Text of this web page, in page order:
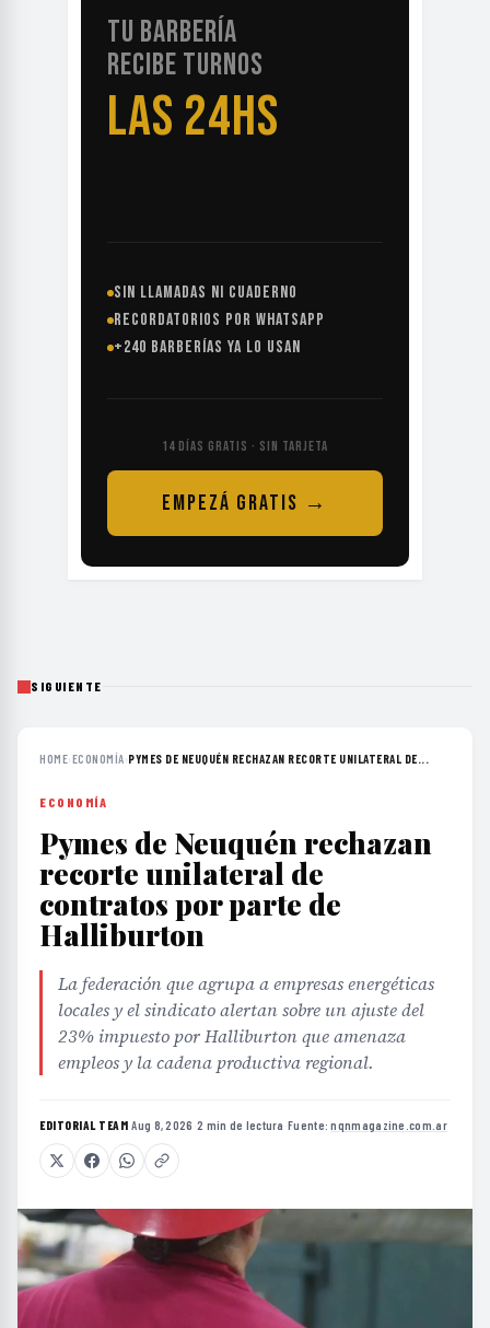
TU BARBERÍA
RECIBE TURNOS
LAS 24HS
SIN LLAMADAS NI CUADERNO
RECORDATORIOS POR WHATSAPP
+240 BARBERÍAS YA LO USAN
14 DÍAS GRATIS · SIN TARJETA
EMPEZÁ GRATIS →
SIGUIENTE
HOME›ECONOMÍA›PYMES DE NEUQUÉN RECHAZAN RECORTE UNILATERAL DE...
ECONOMÍA
Pymes de Neuquén rechazan
recorte unilateral de
contratos por parte de
Halliburton
La federación que agrupa a empresas energéticas
locales y el sindicato alertan sobre un ajuste del
23% impuesto por Halliburton que amenaza
empleos y la cadena productiva regional.
EDITORIAL TEAM·Aug 8, 2026 ·2 min de lectura ·Fuente:nqnmagazine.com.ar